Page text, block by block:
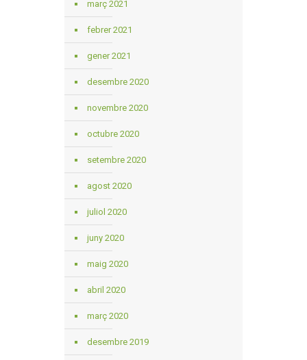
març 2021
febrer 2021
gener 2021
desembre 2020
novembre 2020
octubre 2020
setembre 2020
agost 2020
juliol 2020
juny 2020
maig 2020
abril 2020
març 2020
desembre 2019